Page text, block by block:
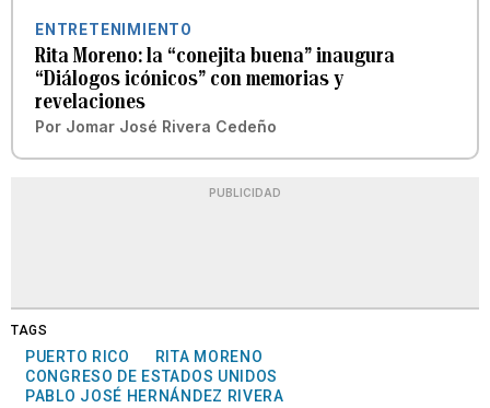
ENTRETENIMIENTO
Rita Moreno: la “conejita buena” inaugura
“Diálogos icónicos” con memorias y
revelaciones
Por Jomar José Rivera Cedeño
PUBLICIDAD
TAGS
PUERTO RICO
RITA MORENO
CONGRESO DE ESTADOS UNIDOS
PABLO JOSÉ HERNÁNDEZ RIVERA